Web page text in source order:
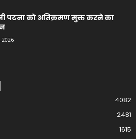
पटना को अतिक्रमण मुक्त करने का
2026
4082
2481
1615